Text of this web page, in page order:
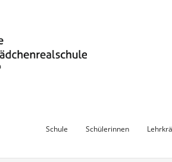
Schule Schülerinnen